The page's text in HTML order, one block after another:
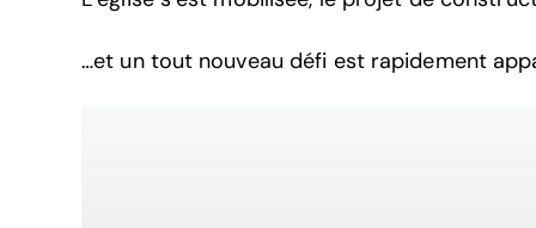
…et un tout nouveau défi est rapidement